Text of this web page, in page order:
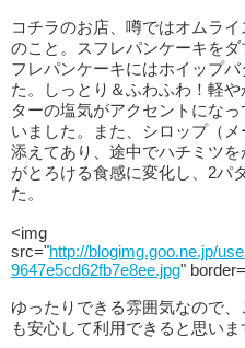
コチラのお店、噂ではオムラ
のこと。スフレパンケーキを
フレパンケーキにはホイップ
た。しっとり＆ふわふわ！軽
ターの塩気がアクセントにな
いました。また、シロップ（
添えてあり、途中でハチミツ
がとろける食感に変化し、2パ
た。
<img
src="http://blogimg.goo.ne.jp/
9647e5cd62fb7e8ee.jpg"
ゆったりできる雰囲気なので
も安心して利用できると思いま